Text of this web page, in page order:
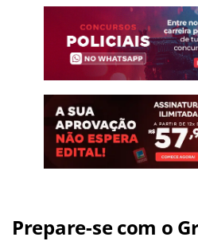
Prepare-se com o